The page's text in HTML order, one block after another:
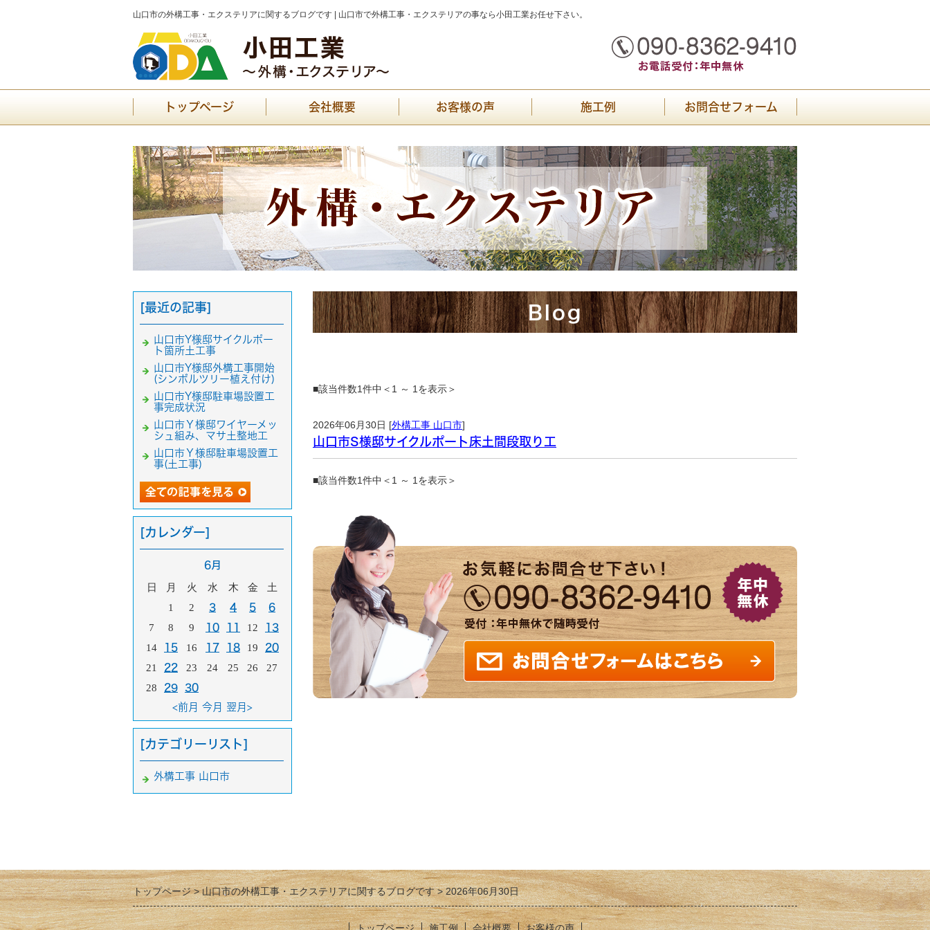
山口市の外構工事・エクステリアに関するブログです | 山口市で外構工事・エクステリアの事なら小田工業お任せ下さい。
トップページ 会社概要 お客様の声 施工例 お問合せフォーム
Blog
■該当件数1件中＜1 ～ 1を表示＞
2026年06月30日 [外構工事 山口市]
山口市S様邸サイクルポート床土間段取り工
■該当件数1件中＜1 ～ 1を表示＞
[最近の記事]
山口市Y様邸サイクルポー
ト箇所土工事
山口市Y様邸外構工事開始
(シンボルツリー植え付け)
山口市Y様邸駐車場設置工
事完成状況
山口市Ｙ様邸ワイヤーメッ
シュ組み、マサ土整地工
山口市Ｙ様邸駐車場設置工
事(土工事)
[カレンダー]
6月
日 月 火 水 木 金
土
1
2 3 4 5 6
7 8 9 10 11 12 13
14 15 16 17 18 19 20
21 22 23 24 25 26
27
28
29
30
<前月 今月 翌月>
[カテゴリーリスト]
外構工事 山口市
トップページ 山口市の外構工事・エクステリアに関するブログです 2026年06月30日